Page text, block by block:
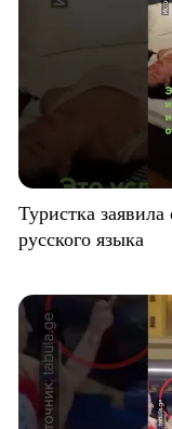
Туристка
русского языка